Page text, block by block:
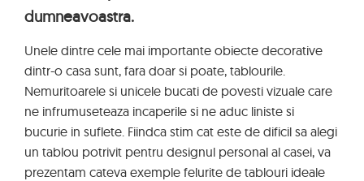
dumneavoastra.
Unele dintre cele mai importante obiecte decorative
dintr-o casa sunt, fara doar si poate, tablourile.
Nemuritoarele si unicele bucati de povesti vizuale care
ne infrumuseteaza incaperile si ne aduc liniste si
bucurie in suflete. Fiindca stim cat este de dificil sa alegi
un tablou potrivit pentru designul personal al casei, va
prezentam cateva exemple felurite de tablouri ideale